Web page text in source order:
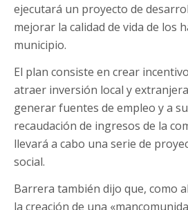
ejecutará un proyecto de
mejorar la calidad de vida de los
municipio.
El plan consiste en crear
atraer inversión local y
generar fuentes de empleo y a
recaudación de ingresos de la
llevará a cabo una serie de
social.
Barrera también dijo que, como
la creación de una